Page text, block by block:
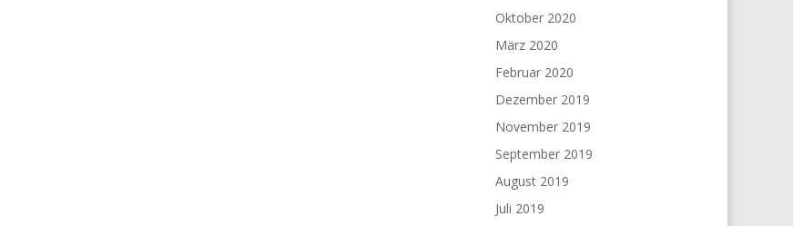
Oktober 2020
März 2020
Februar 2020
Dezember 2019
November 2019
September 2019
August 2019
Juli 2019